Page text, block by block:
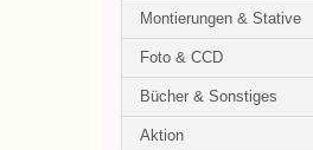
Montierungen & Stative
Foto & CCD
Bücher & Sonstiges
Aktion